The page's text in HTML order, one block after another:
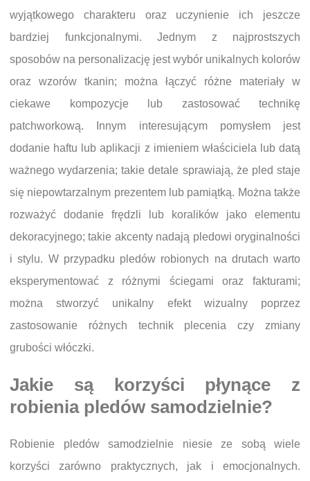
wyjątkowego charakteru oraz uczynienie ich jeszcze
bardziej funkcjonalnymi. Jednym z najprostszych
sposobów na personalizację jest wybór unikalnych kolorów
oraz wzorów tkanin; można łączyć różne materiały w
ciekawe kompozycje lub zastosować technikę
patchworkową. Innym interesującym pomysłem jest
dodanie haftu lub aplikacji z imieniem właściciela lub datą
ważnego wydarzenia; takie detale sprawiają, że pled staje
się niepowtarzalnym prezentem lub pamiątką. Można także
rozważyć dodanie frędzli lub koralików jako elementu
dekoracyjnego; takie akcenty nadają pledowi oryginalności
i stylu. W przypadku pledów robionych na drutach warto
eksperymentować z różnymi ściegami oraz fakturami;
można stworzyć unikalny efekt wizualny poprzez
zastosowanie różnych technik plecenia czy zmiany
grubości włóczki.
Jakie są korzyści płynące z
robienia pledów samodzielnie?
Robienie pledów samodzielnie niesie ze sobą wiele
korzyści zarówno praktycznych, jak i emocjonalnych.